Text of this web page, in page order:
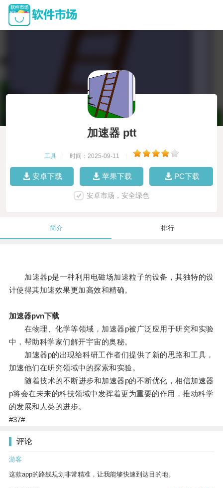
加速器 ptt
工具 时间：2025-09-11
安卓下载 苹果下载 PC下载
安卓市场，安全绿色
简介 排行
加速器p是一种利用电磁场加速粒子的设备，其独特的设
计使得其加速效果更加高效和精确。
加速器pvn下载
在物理、化学等领域，加速器p被广泛应用于研究和实验
中，帮助科学家们解开宇宙的奥秘。
加速器p的出现给科研工作者们提供了新的思路和工具，
加速他们在研究领域中的探索和实验。
随着技术的不断进步和加速器p的不断优化，相信加速器
p将会在未来的科技领域中发挥着更为重要的作用，推动科学
的发展和人类的进步。
#37#
评论
游客
这款app的路线规划非常精准，让我能够快速到达目的地。